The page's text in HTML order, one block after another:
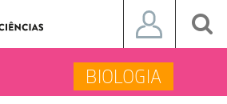
BIOLOGIA